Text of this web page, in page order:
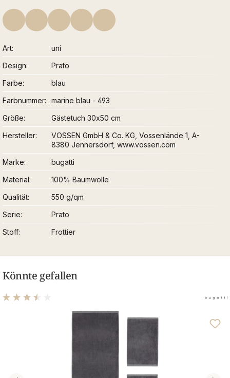
Art
uni
Design
Prato
Farbe
blau
Farbnummer
marine blau - 493
Größe
Gästetuch 30x50 cm
Hersteller
VOSSEN GmbH & Co. KG, Vossenlände 1, A-
8380 Jennersdorf, www.vossen.com
Marke
bugatti
Material
100% Baumwolle
Qualität
550 g/qm
Serie
Prato
Stoff
Frottier
Könnte gefallen
Durchschnittliche Bewertung von 3.58 von 5 Sternen